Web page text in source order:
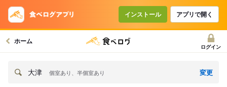
インストール アプリで開く
ホーム
ログイン
大津 個室あり、半個室あり 変更